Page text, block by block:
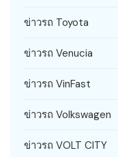
ข่าวรถ Toyota
ข่าวรถ Venucia
ข่าวรถ VinFast
ข่าวรถ Volkswagen
ข่าวรถ VOLT CITY